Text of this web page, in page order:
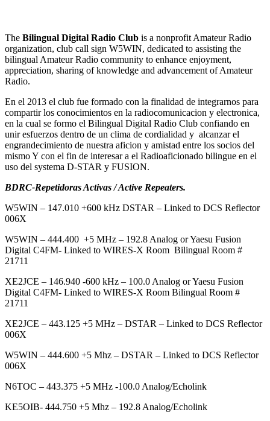
The Bilingual Digital Radio Club is a nonprofit Amateur Radio
organization, club call sign W5WIN, dedicated to assisting the
bilingual Amateur Radio community to enhance enjoyment,
appreciation, sharing of knowledge and advancement of Amateur
Radio.
En el 2013 el club fue formado con la finalidad de integrarnos para
compartir los conocimientos en la radiocomunicacion y electronica,
en la cual se formo el Bilingual Digital Radio Club confiando en
unir esfuerzos dentro de un clima de cordialidad y alcanzar el
engrandecimiento de nuestra aficion y amistad entre los socios del
mismo Y con el fin de interesar a el Radioaficionado bilingue en el
uso del systema D-STAR y FUSION.
BDRC-Repetidoras Activas / Active Repeaters.
W5WIN – 147.010 +600 kHz DSTAR – Linked to DCS Reflector
006X
W5WIN – 444.400 +5 MHz – 192.8 Analog or Yaesu Fusion
Digital C4FM- Linked to WIRES-X Room Bilingual Room #
21711
XE2JCE – 146.940 -600 kHz – 100.0 Analog or Yaesu Fusion
Digital C4FM- Linked to WIRES-X Room Bilingual Room #
21711
XE2JCE – 443.125 +5 MHz – DSTAR – Linked to DCS Reflector
006X
W5WIN – 444.600 +5 Mhz – DSTAR – Linked to DCS Reflector
006X
N6TOC – 443.375 +5 MHz -100.0 Analog/Echolink
KE5OIB- 444.750 +5 Mhz – 192.8 Analog/Echolink